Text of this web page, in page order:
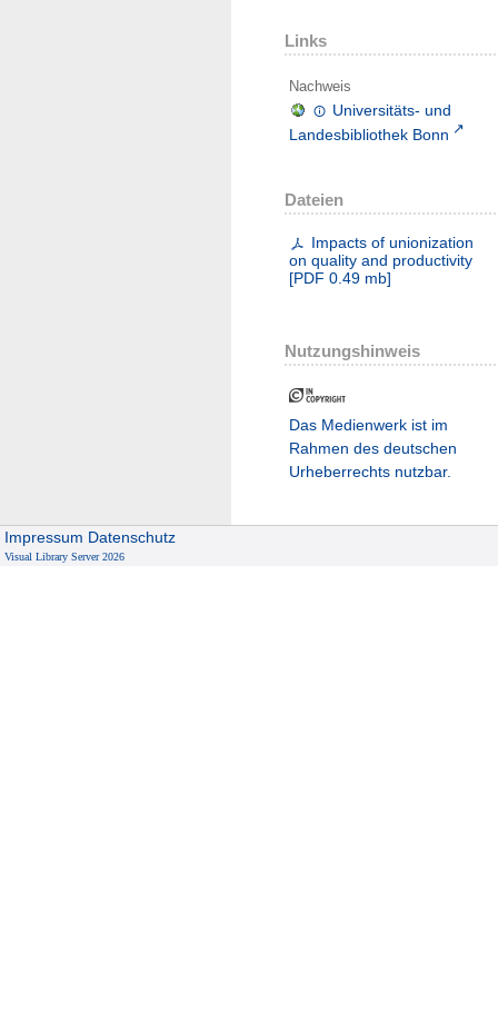
Links
Nachweis
Universitäts- und
Landesbibliothek Bonn
Dateien
Impacts of unionization
on quality and productivity
[PDF 0.49 mb]
Nutzungshinweis
Das Medienwerk ist im
Rahmen des deutschen
Urheberrechts nutzbar.
Impressum Datenschutz
Visual Library Server 2026